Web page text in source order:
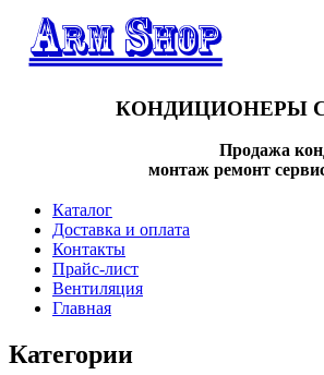
КОНДИЦИОНЕРЫ
Продажа
монтаж ремонт
Каталог
Доставка и оплата
Контакты
Прайс-лист
Вентиляция
Главная
Категории